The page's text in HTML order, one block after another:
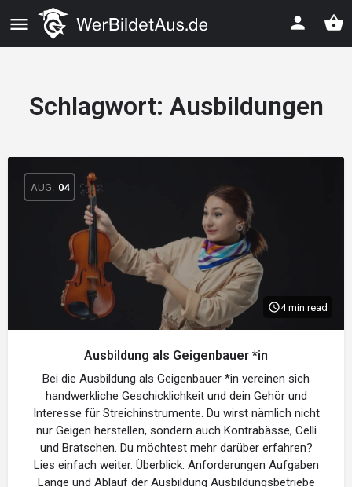
Schlagwort: Ausbildungen
AUG. 04
4 min read
Ausbildung als Geigenbauer *in
Bei die Ausbildung als Geigenbauer *in vereinen sich
handwerkliche Geschicklichkeit und dein Gehör und
Interesse für Streichinstrumente. Du wirst nämlich nicht
nur Geigen herstellen, sondern auch Kontrabässe, Celli
und Bratschen. Du möchtest mehr darüber erfahren?
Lies einfach weiter. Überblick: Anforderungen Aufgaben
Länge und Ablauf der Ausbildung Ausbildungsbetriebe